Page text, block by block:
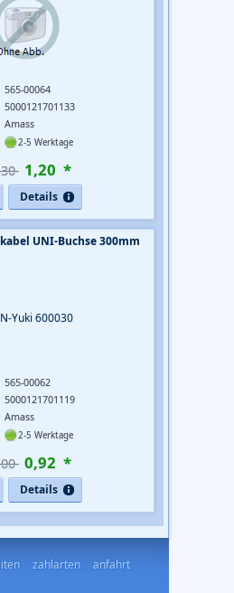
565-00064
5000121701133
Amass
2-5 Werktage
 1,20 *
Details
UNI-Buchse 300mm
565-00062
5000121701119
Amass
2-5 Werktage
 0,92 *
Details
zahlarten
anfahrt